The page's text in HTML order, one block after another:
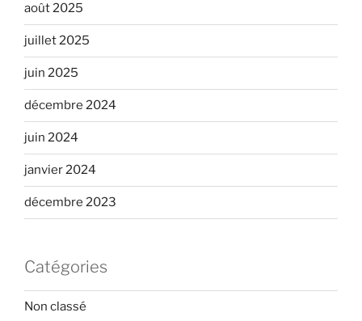
août 2025
juillet 2025
juin 2025
décembre 2024
juin 2024
janvier 2024
décembre 2023
Catégories
Non classé